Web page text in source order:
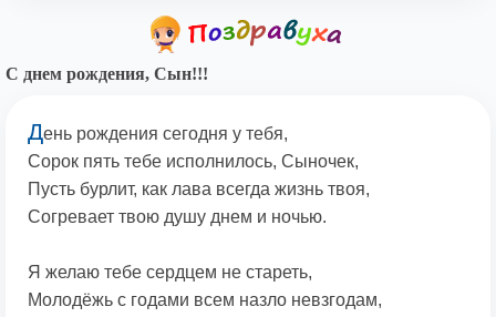
С днем рождения, Сын!!!
День рождения сегодня у тебя,
Сорок пять тебе исполнилось, Сыночек,
Пусть бурлит, как лава всегда жизнь твоя,
Согревает твою душу днем и ночью.
Я желаю тебе сердцем не стареть,
Молодёжь с годами всем назло невзгодам,